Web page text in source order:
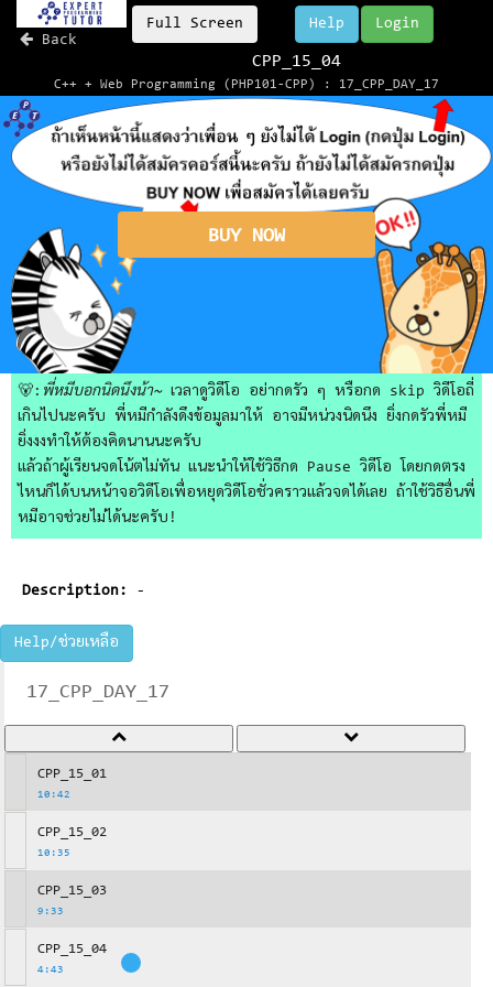
Back
Full Screen Login
Help
CPP_15_04
C++ + Web Programming (PHP101-CPP) : 17_CPP_DAY_17
BUY NOW
🐻: พี่หมีบอกนิดนึงน้า~เวลาดูวิดีโอ อย่ากดรัว ๆ หรือกด skip วิดีโอถี่
เกินไปนะครับ พี่หมีกำลังดึงข้อมูลมาให้ อาจมีหน่วงนิดนึง ยิ่งกดรัวพี่หมี
ยิ่งงงทำให้ต้องคิดนานนะครับ
แล้วถ้าผู้เรียนจดโน้ตไม่ทัน แนะนำให้ใช้วิธีกด Pause วิดีโอ โดยกดตรง
ไหนก็ได้บนหน้าจอวิดีโอเพื่อหยุดวิดีโอชั่วคราวแล้วจดได้เลย ถ้าใช้วิธีอื่นพี่
หมีอาจช่วยไม่ได้นะครับ!
Description: -
Help/ช่วยเหลือ
17_CPP_DAY_17
CPP_15_01
10:42
CPP_15_02
10:35
CPP_15_03
9:33
CPP_15_04
4:43